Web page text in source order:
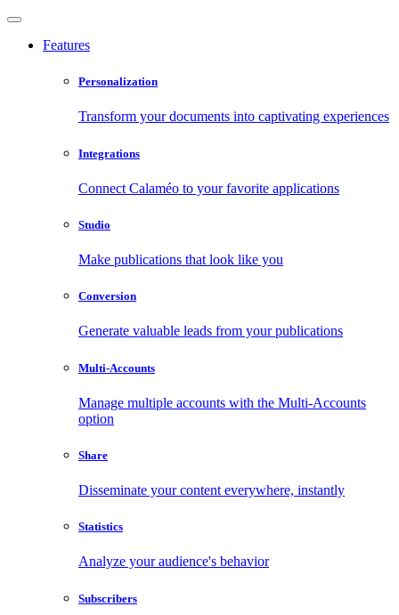
Features
Personalization
Transform your documents into captivating experiences
Integrations
Connect Calaméo to your favorite applications
Studio
Make publications that look like you
Conversion
Generate valuable leads from your publications
Multi-Accounts
Manage multiple accounts with the Multi-Accounts
option
Share
Disseminate your content everywhere, instantly
Statistics
Analyze your audience's behavior
Subscribers